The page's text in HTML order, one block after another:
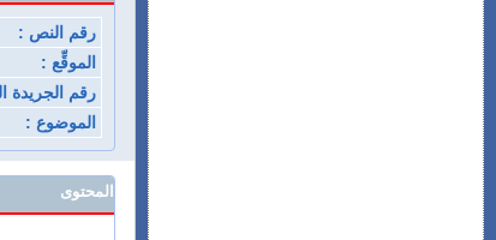
رقم النص :
الموقِّع :
رقم الجريدة
الموضوع :
المحتوى